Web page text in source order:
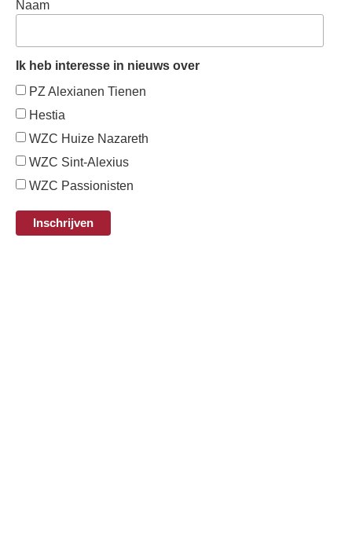
Naam
Ik heb interesse in nieuws over
PZ Alexianen Tienen
Hestia
WZC Huize Nazareth
WZC Sint-Alexius
WZC Passionisten